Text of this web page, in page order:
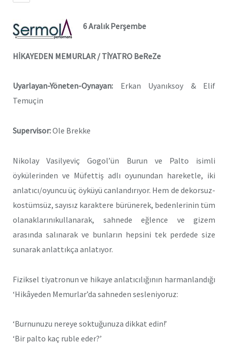
6 Aralık Perşembe
HİKAYEDEN MEMURLAR / TİYATRO BeReZe
Uyarlayan-Yöneten-Oynayan: Erkan Uyanıksoy & Elif
Temuçin
Supervisor:Ole Brekke
Nikolay Vasilyeviç Gogol’ün Burun ve Palto isimli
öykülerinden ve Müfettiş adlı oyunundan hareketle, iki
anlatıcı/oyuncu üç öyküyü canlandırıyor. Hem de dekorsuz-
kostümsüz, sayısız karaktere bürünerek, bedenlerinin tüm
olanaklarınıkullanarak, sahnede eğlence ve gizem
arasında salınarak ve bunların hepsini tek perdede size
sunarak anlattıkça anlatıyor.
Fiziksel tiyatronun ve hikaye anlatıcılığının harmanlandığı
‘Hikâyeden Memurlar’da sahneden sesleniyoruz:
‘Burnunuzu nereye soktuğunuza dikkat edin!’
‘Bir palto kaç ruble eder?’